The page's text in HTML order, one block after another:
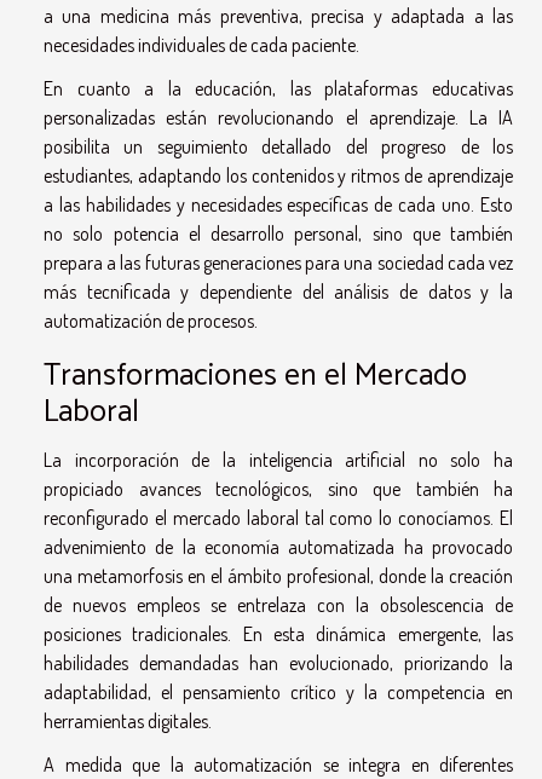
a una medicina más preventiva, precisa y adaptada a las
necesidades individuales de cada paciente.
En cuanto a la educación, las plataformas educativas
personalizadas están revolucionando el aprendizaje. La IA
posibilita un seguimiento detallado del progreso de los
estudiantes, adaptando los contenidos y ritmos de aprendizaje
a las habilidades y necesidades específicas de cada uno. Esto
no solo potencia el desarrollo personal, sino que también
prepara a las futuras generaciones para una sociedad cada vez
más tecnificada y dependiente del análisis de datos y la
automatización de procesos.
Transformaciones en el Mercado
Laboral
La incorporación de la inteligencia artificial no solo ha
propiciado avances tecnológicos, sino que también ha
reconfigurado el mercado laboral tal como lo conocíamos. El
advenimiento de la economía automatizada ha provocado
una metamorfosis en el ámbito profesional, donde la creación
de nuevos empleos se entrelaza con la obsolescencia de
posiciones tradicionales. En esta dinámica emergente, las
habilidades demandadas han evolucionado, priorizando la
adaptabilidad, el pensamiento crítico y la competencia en
herramientas digitales.
A medida que la automatización se integra en diferentes